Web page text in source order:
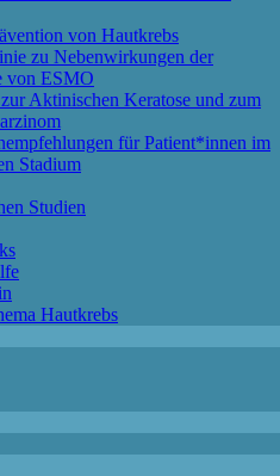
von Hautkrebs
zu Nebenwirkungen der
von ESMO
Aktinischen Keratose und zum
für Patient*innen im
Stadium
Studien
Hautkrebs